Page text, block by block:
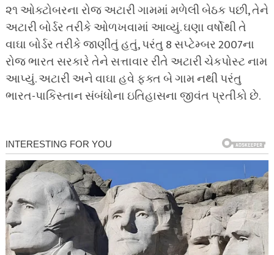
૨૧ ઓક્ટોબરના રોજ અટારી ગામમાં મળેલી બેઠક પછી, તેને
અટારી બોર્ડર તરીકે ઓળખવામાં આવ્યું. ઘણા વર્ષોથી તે
વાઘા બોર્ડર તરીકે જાણીતું હતું, પરંતુ 8 સપ્ટેમ્બર 2007ના
રોજ ભારત સરકારે તેને સત્તાવાર રીતે અટારી ચેકપોસ્ટ નામ
આપ્યું. અટારી અને વાઘા હવે ફક્ત બે ગામ નથી પરંતુ
ભારત-પાકિસ્તાન સંબંધોના ઇતિહાસના જીવંત પ્રતીકો છે.